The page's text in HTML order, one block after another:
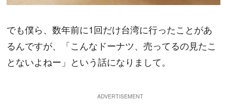
でも僕ら、数年前に1回だけ台湾に行ったことがあ
るんですが、「こんなドーナツ、売ってるの見たこ
とないよねー」という話になりまして。